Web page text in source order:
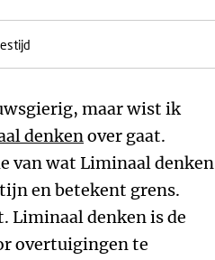
maar wist ik
denkenover gaat.
van wat Liminaal denken
en betekent grens.
Liminaal denken is de
overtuigingen te